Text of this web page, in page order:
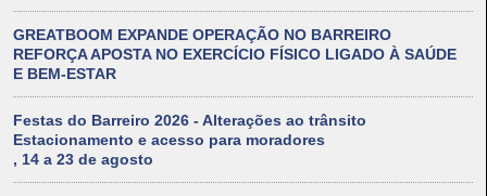
GREATBOOM EXPANDE OPERAÇÃO NO BARREIRO
REFORÇA APOSTA NO EXERCÍCIO FÍSICO LIGADO À SAÚDE
E BEM-ESTAR
Festas do Barreiro 2026 - Alterações ao trânsito
Estacionamento e acesso para moradores
, 14 a 23 de agosto